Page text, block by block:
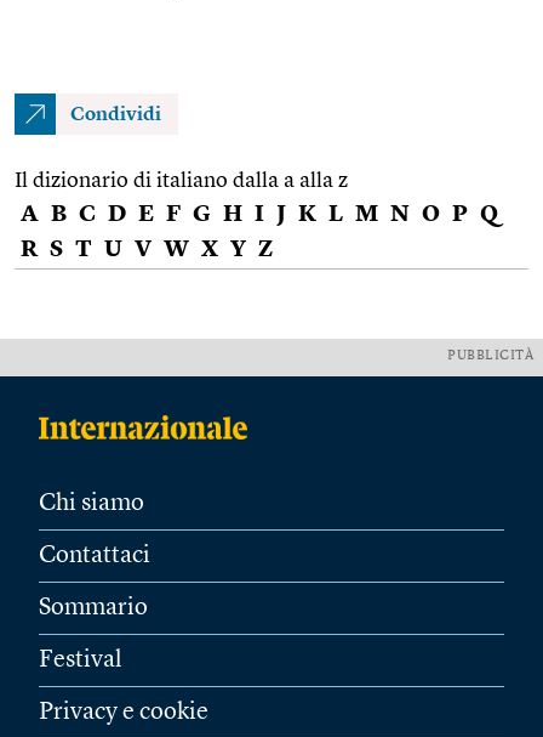
Condividi
Il dizionario di italiano dalla a alla z
A B C D E F G H I J K L M N O P Q
R S T U V W X Y Z
PUBBLICITÀ
Chi siamo
Contattaci
Sommario
Festival
Privacy e cookie